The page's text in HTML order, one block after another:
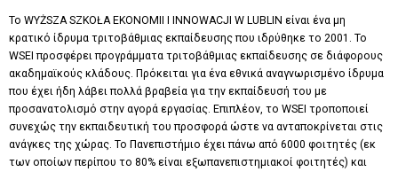
Το WYŻSZA SZKOŁA EKONOMII I INNOWACJI W LUBLIN είναι ένα μη
κρατικό ίδρυμα τριτοβάθμιας εκπαίδευσης που ιδρύθηκε το 2001. Το
WSEI προσφέρει προγράμματα τριτοβάθμιας εκπαίδευσης σε διάφορους
ακαδημαϊκούς κλάδους. Πρόκειται για ένα εθνικά αναγνωρισμένο ίδρυμα
που έχει ήδη λάβει πολλά βραβεία για την εκπαίδευσή του με
προσανατολισμό στην αγορά εργασίας. Επιπλέον, το WSEI τροποποιεί
συνεχώς την εκπαιδευτική του προσφορά ώστε να ανταποκρίνεται στις
ανάγκες της χώρας. Το Πανεπιστήμιο έχει πάνω από 6000 φοιτητές (εκ
των οποίων περίπου το 80% είναι εξωπανεπιστημιακοί φοιτητές) και